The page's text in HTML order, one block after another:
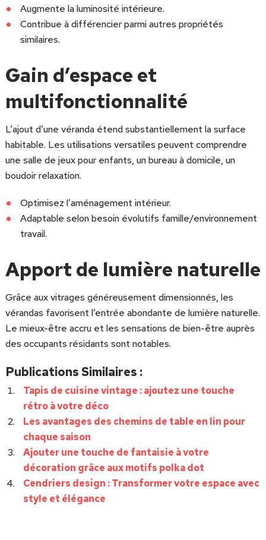
Augmente la luminosité intérieure.
Contribue à différencier parmi autres propriétés
similaires.
Gain d’espace et
multifonctionnalité
L’ajout d’une véranda étend substantiellement la surface
habitable. Les utilisations versatiles peuvent comprendre
une salle de jeux pour enfants, un bureau à domicile, un
boudoir relaxation.
Optimisez l’aménagement intérieur.
Adaptable selon besoin évolutifs famille/environnement
travail.
Apport de lumière naturelle
Grâce aux vitrages généreusement dimensionnés, les
vérandas favorisent l’entrée abondante de lumière naturelle.
Le mieux-être accru et les sensations de bien-être auprès
des occupants résidants sont notables.
Publications Similaires :
Tapis de cuisine vintage : ajoutez une touche
rétro à votre déco
Les avantages des chemins de table en lin pour
chaque saison
Ajouter une touche de fantaisie à votre
décoration grâce aux motifs polka dot
Cendriers design : Transformer votre espace avec
style et élégance